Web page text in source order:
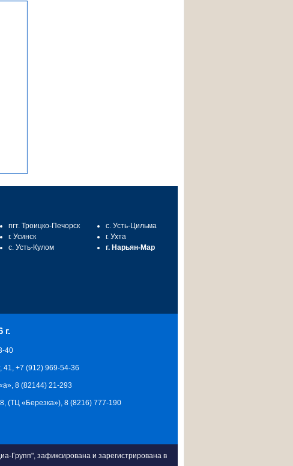
пгт. Троицко-Печорск
г. Усинск
с. Усть-Кулом
с. Усть-Цильма
г. Ухта
г. Нарьян-Мар
г.
40
41, +7 (912) 969-54-36
8 (82144) 21-293
(ТЦ «Березка»), 8 (8216) 777-190
Групп", зафиксирована и зарегистрирована в